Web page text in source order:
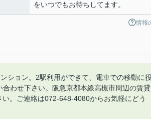
をいつでもお待ちしてます。
情報
ション。2駅利用ができて、電車での移動に
わせ下さい。阪急京都本線高槻市周辺の賃貸
。ご連絡は072-648-4080からお気軽にどう